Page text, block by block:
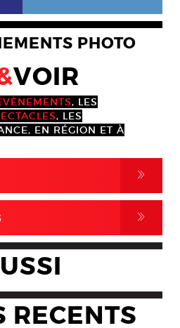
PHOTO
VOIR
, LES
, LES
EN RÉGION ET À
,
,
RECENTS